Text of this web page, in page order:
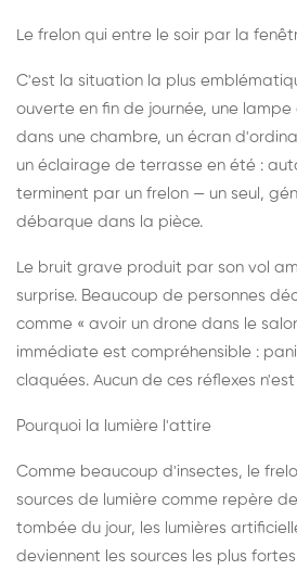
Le frelon qui entre le soir par la
C'est la situation la plus
ouverte en fin de journée, une
dans une chambre, un écran
un éclairage de terrasse en été :
terminent par un frelon — un seul,
débarque dans la pièce.
Le bruit grave produit par son vol
surprise. Beaucoup de personnes
comme « avoir un drone dans le
immédiate est compréhensible :
claquées. Aucun de ces réflexes n'est
Pourquoi la lumière l'attire
Comme beaucoup d'insectes, le
sources de lumière comme repère
tombée du jour, les lumières
deviennent les sources les plus